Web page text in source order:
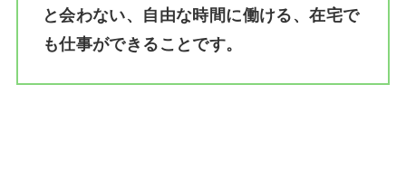
と会わない、自由な時間に働ける、在宅で
も仕事ができることです。